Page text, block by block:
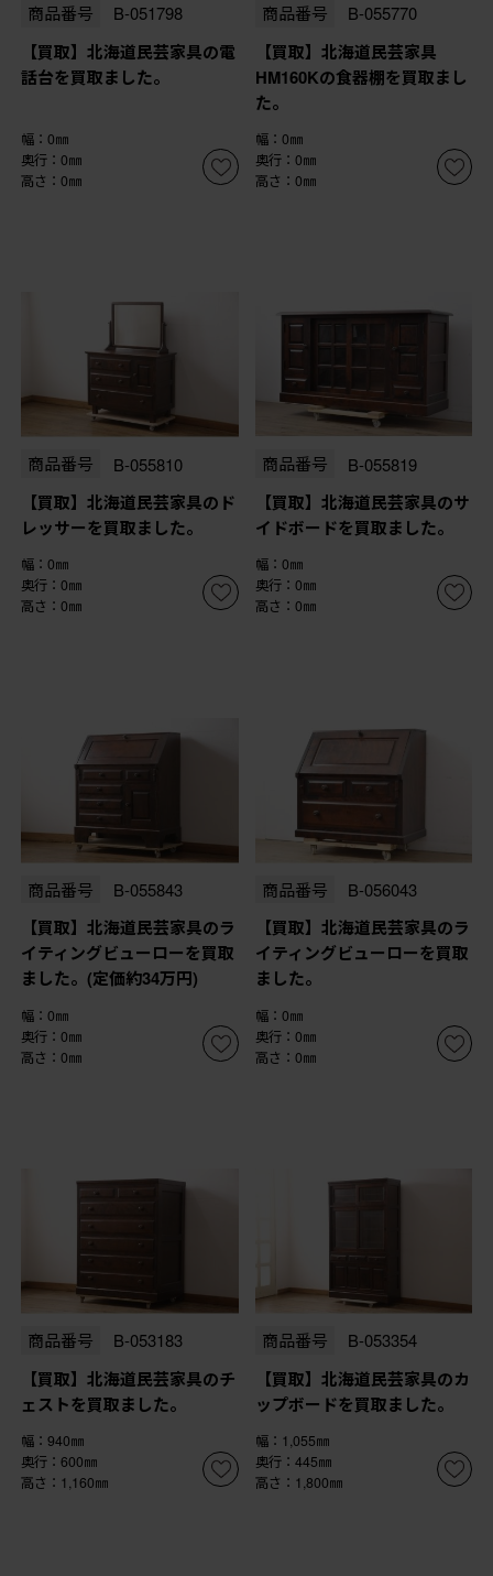
商品番号 B-051798
【買取】北海道民芸家具の電
話台を買取ました。
幅：0㎜
奥行：0㎜
高さ：0㎜
商品番号 B-055770
【買取】北海道民芸家具
HM160Kの食器棚を買取まし
た。
幅：0㎜
奥行：0㎜
高さ：0㎜
商品番号 B-055810
【買取】北海道民芸家具のド
レッサーを買取ました。
幅：0㎜
奥行：0㎜
高さ：0㎜
商品番号 B-055819
【買取】北海道民芸家具のサ
イドボードを買取ました。
幅：0㎜
奥行：0㎜
高さ：0㎜
商品番号 B-055843
【買取】北海道民芸家具のラ
イティングビューローを買取
ました。(定価約34万円)
幅：0㎜
奥行：0㎜
高さ：0㎜
商品番号 B-056043
【買取】北海道民芸家具のラ
イティングビューローを買取
ました。
幅：0㎜
奥行：0㎜
高さ：0㎜
商品番号 B-053183
【買取】北海道民芸家具のチ
ェストを買取ました。
幅：940㎜
奥行：600㎜
高さ：1,160㎜
商品番号 B-053354
【買取】北海道民芸家具のカ
ップボードを買取ました。
幅：1,055㎜
奥行：445㎜
高さ：1,800㎜